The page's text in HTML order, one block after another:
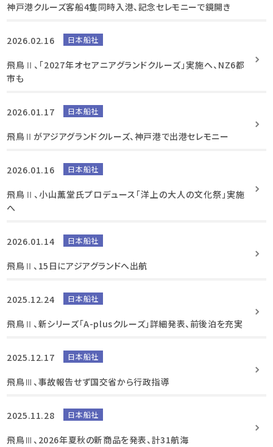
神戸港クルーズ客船4隻同時入港、記念セレモニーで鏡開き
2026.02.16 日本船社
飛鳥Ⅱ、「2027年オセアニアグランドクルーズ」実施へ、NZ6都
市も
2026.01.17 日本船社
飛鳥Ⅱがアジアグランドクルーズ、神戸港で出港セレモニー
2026.01.16 日本船社
飛鳥Ⅱ、小山薫堂氏プロデュース「洋上の大人の文化祭」実施
へ
2026.01.14 日本船社
飛鳥Ⅱ、15日にアジアグランドへ出航
2025.12.24 日本船社
飛鳥Ⅱ、新シリーズ「A-plusクルーズ」詳細発表、前後泊を充実
2025.12.17 日本船社
飛鳥Ⅲ、事故報告せず国交省から行政指導
2025.11.28 日本船社
飛鳥Ⅲ、2026年夏秋の新商品を発表、計31航海